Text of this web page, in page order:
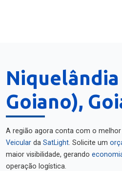
Goiano),
A região agora conta com o melhor
Veicular da SatLight. Solicite um
maior visibilidade, gerando
operação logística.